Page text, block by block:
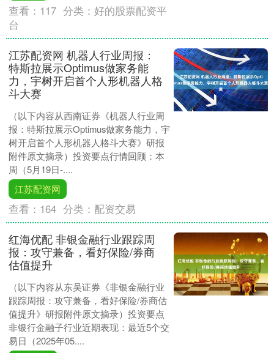
查看： 117 分类：好的股票配资平
台
江苏配资网 机器人行业周报：
特斯拉展示Optimus做家务能
力，宇树开启首个人形机器人格
斗大赛
（以下内容从西南证券《机器人行业周
报：特斯拉展示Optimus做家务能力，宇
树开启首个人形机器人格斗大赛》研报
附件原文摘录）投资要点行情回顾：本
周（5月19日-....
江苏配资网
查看： 164 分类： 配资交易
红海优配 非银金融行业跟踪周
报：攻守兼备，看好保险/券商
估值提升
（以下内容从东吴证券《非银金融行业
跟踪周报：攻守兼备，看好保险/券商估
值提升》研报附件原文摘录）投资要点
非银行金融子行业近期表现：最近5个交
易日（2025年05....